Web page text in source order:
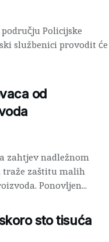
području Policijske
službenici provodit će
od
zahtjev nadležnom
traže zaštitu malih
Ponovljen...
sto tisuća